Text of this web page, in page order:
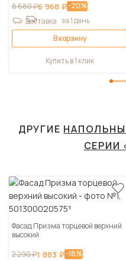
8 680 ₽6 968 ₽-20%
Доставка за 1 день
В корзину
Купить в 1 клик
ДРУГИЕ
СЕРИИ
Фасад Призма торцевой верхний
высокий
2 290 ₽1 883 ₽-18%